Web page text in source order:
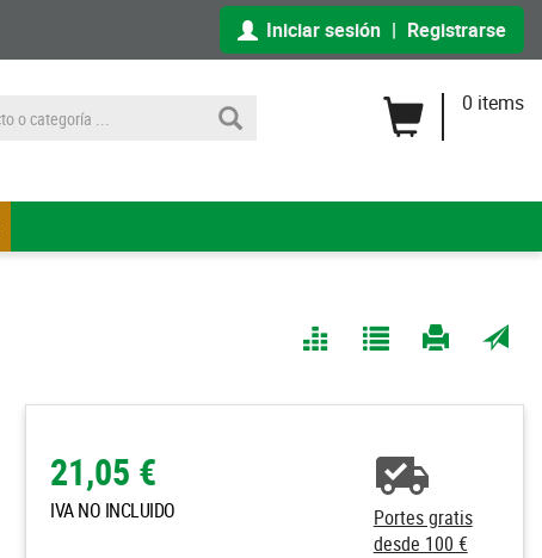
Iniciar sesión | Registrarse
0 items
21,05 €
IVA NO INCLUIDO
Portes gratis
desde 100 €